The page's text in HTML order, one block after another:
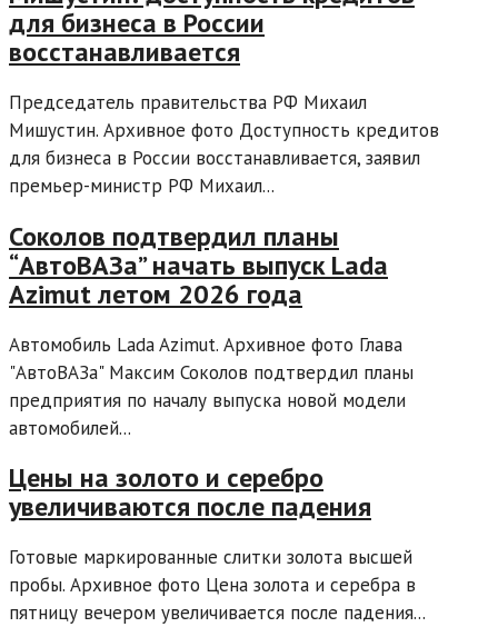
для бизнеса в России
восстанавливается
Председатель правительства РФ Михаил
Мишустин. Архивное фото Доступность кредитов
для бизнеса в России восстанавливается, заявил
премьер-министр РФ Михаил...
Соколов подтвердил планы
“АвтоВАЗа” начать выпуск Lada
Azimut летом 2026 года
Автомобиль Lada Azimut. Архивное фото Глава
"АвтоВАЗа" Максим Соколов подтвердил планы
предприятия по началу выпуска новой модели
автомобилей...
Цены на золото и серебро
увеличиваются после падения
Готовые маркированные слитки золота высшей
пробы. Архивное фото Цена золота и серебра в
пятницу вечером увеличивается после падения...